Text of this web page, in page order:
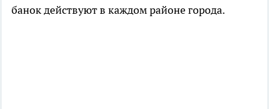
банок действуют в каждом районе города.